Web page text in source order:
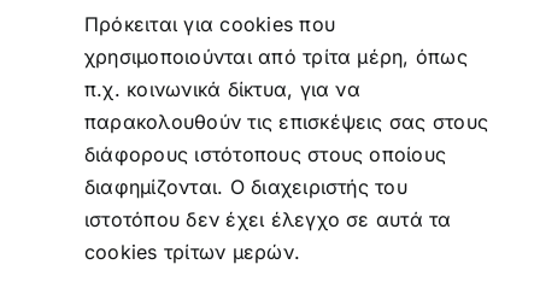
Πρόκειται για cookies που
χρησιμοποιούνται από τρίτα μέρη, όπως
π.χ. κοινωνικά δίκτυα, για να
παρακολουθούν τις επισκέψεις σας στους
διάφορους ιστότοπους στους οποίους
διαφημίζονται. Ο διαχειριστής του
ιστοτόπου δεν έχει έλεγχο σε αυτά τα
cookies τρίτων μερών.